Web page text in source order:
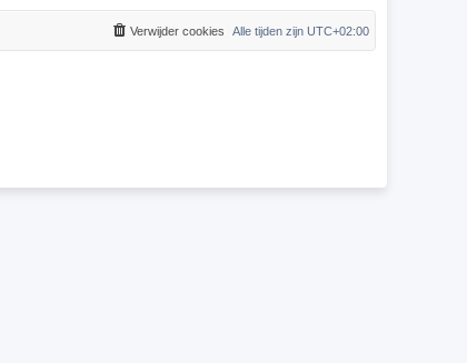
Alle tijden zijn UTC+02:00
Verwijder cookies